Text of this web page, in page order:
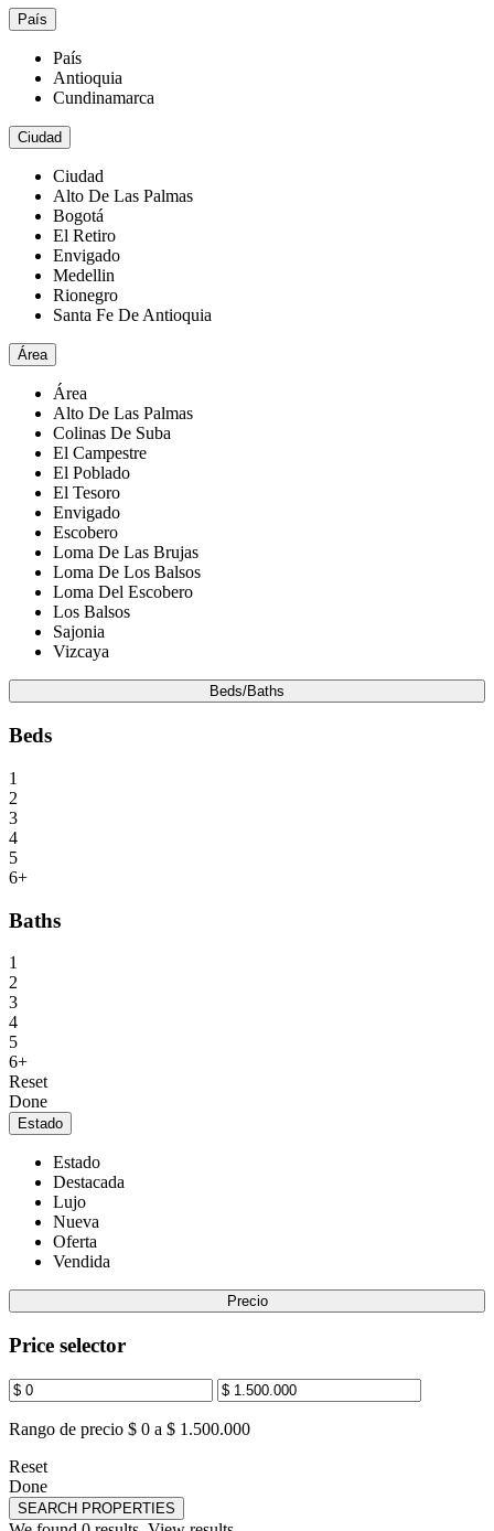
País
País
Antioquia
Cundinamarca
Ciudad
Ciudad
Alto De Las Palmas
Bogotá
El Retiro
Envigado
Medellin
Rionegro
Santa Fe De Antioquia
Área
Área
Alto De Las Palmas
Colinas De Suba
El Campestre
El Poblado
El Tesoro
Envigado
Escobero
Loma De Las Brujas
Loma De Los Balsos
Loma Del Escobero
Los Balsos
Sajonia
Vizcaya
Beds/Baths
Beds
1
2
3
4
5
6+
Baths
1
2
3
4
5
6+
Reset
Done
Estado
Estado
Destacada
Lujo
Nueva
Oferta
Vendida
Precio
Price selector
Rango de precio $ 0 a $ 1.500.000
Reset
Done
SEARCH PROPERTIES